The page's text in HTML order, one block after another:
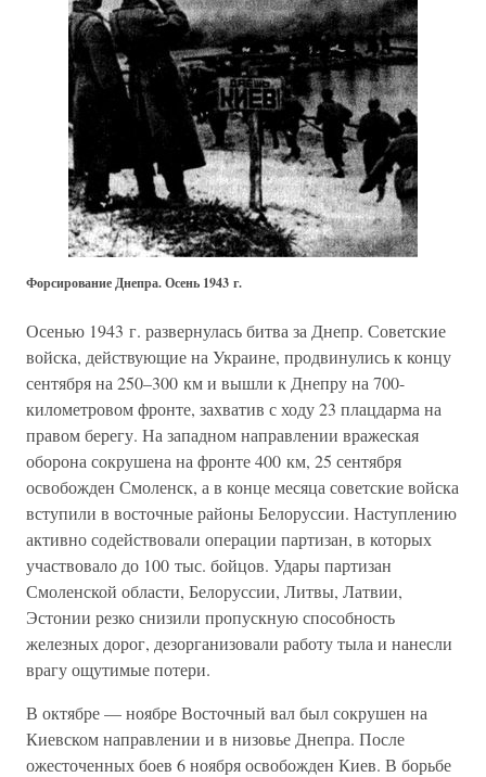
Форсирование Днепра. Осень 1943 г.
Осенью 1943 г. развернулась битва за Днепр. Советские
войска, действующие на Украине, продвинулись к концу
сентября на 250–300 км и вышли к Днепру на 700-
километровом фронте, захватив с ходу 23 плацдарма на
правом берегу. На западном направлении вражеская
оборона сокрушена на фронте 400 км, 25 сентября
освобожден Смоленск, а в конце месяца советские войска
вступили в восточные районы Белоруссии. Наступлению
активно содействовали операции партизан, в которых
участвовало до 100 тыс. бойцов. Удары партизан
Смоленской области, Белоруссии, Литвы, Латвии,
Эстонии резко снизили пропускную способность
железных дорог, дезорганизовали работу тыла и нанесли
врагу ощутимые потери.
В октябре — ноябре Восточный вал был сокрушен на
Киевском направлении и в низовье Днепра. После
ожесточенных боев 6 ноября освобожден Киев. В борьбе